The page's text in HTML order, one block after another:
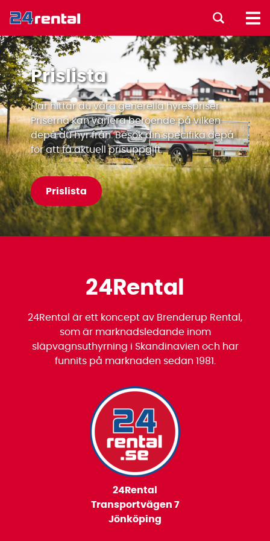
Prislista
Här hittar du våra generella hyrespriser.
Priserna kan variera beroende på vilken
depå du hyr från. Besök din specifika depå
för att få aktuell prisuppgift.
Prislista
24Rental
24Rental är ett koncept av Brenderup Rental,
som är marknadsledande inom
släpvagnsuthyrning i Skandinavien och har
funnits på marknaden sedan 1981.
24Rental
Transportvägen 7
Jönköping